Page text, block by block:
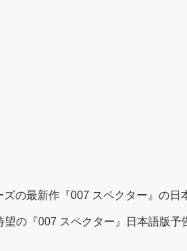
ズの最新作『007 スペクター』の日
望の『007 スペクター』日本語版